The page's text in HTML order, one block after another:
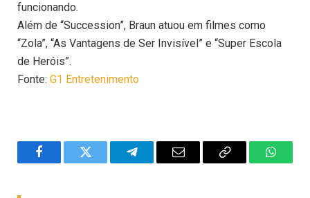
funcionando.
Além de “Succession”, Braun atuou em filmes como
“Zola”, “As Vantagens de Ser Invisível” e “Super Escola
de Heróis”.
Fonte: G1 Entretenimento
FacebookTwitter TelegramEmail
Copy